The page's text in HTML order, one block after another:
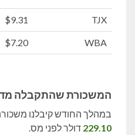
TJX
$9.31
WBA
$7.20
המשכורת שהתקבלה
במהלך החודש קיבלנו
229.10 דולר לפני מס.